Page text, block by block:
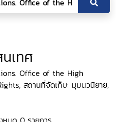
เทศ
Office of the High
สถานที่จัดเก็บ: มุมนวนิยาย,